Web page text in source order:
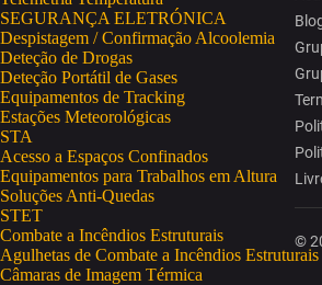
SEGURANÇA ELETRÓNICA
Despistagem / Confirmação Alcoolemia
Deteção de Drogas
Deteção Portátil de Gases
Equipamentos de Tracking
Estações Meteorológicas
STA
Acesso a Espaços Confinados
Equipamentos para Trabalhos em Altura
Soluções Anti-Quedas
STET
Combate a Incêndios Estruturais
Agulhetas de Combate a Incêndios Estruturais
Câmaras de Imagem Térmica
©